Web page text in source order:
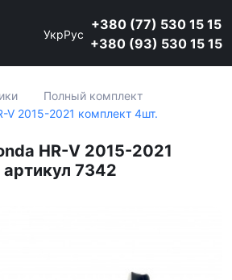
УкрРус
+380 (77) 530 15 15
+380 (93) 530 15 15
Полный комплект
V 2015-2021 комплект 4шт.
HR-V 2015-2021
7342